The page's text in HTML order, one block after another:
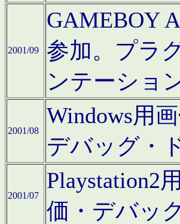
2001/09
GAMEBOY
参加。プラ
ンテーショ
2001/08
Windows用
デバッグ・
2001/07
Playstation2
価・デバッ